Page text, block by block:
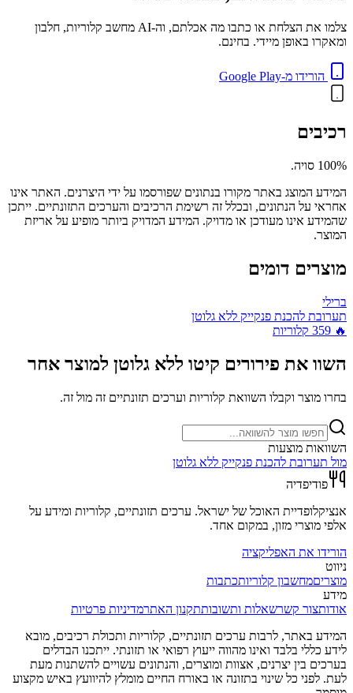
צלמו את הצלחת או כתבו מה אכלתם, וה-AI מחשב קלוריות, חלבון
ומאקרו באופן מיידי. בחינם.
הורידו מ-Google Play
רכיבים
100% סויה.
המידע המוצג באתר מקורו בנתונים שפורסמו על ידי היצרנים. האתר אינו
אחראי על הנתונים, ובכלל זה רשימת הרכיבים והערכים התזונתיים. ייתכן
שהמידע אינו מעודכן או מדויק. המידע המדויק ביותר מופיע על אריזת
המוצר.
מוצרים דומים
ברילי
תערובת להכנת פנקייק ללא גלוטן
🔥
359 קלוריות
השוו את פירורים קיטו ללא גלוטן למוצר אחר
בחרו מוצר וקבלו השוואת קלוריות וערכים תזונתיים זה מול זה.
השוואות מוצעות
מול תערובת להכנת פנקייק ללא גלוטן
פודיפדיה
אנציקלופדיית האוכל של ישראל. ערכים תזונתיים, קלוריות ומידע על
אלפי מוצרי מזון, במקום אחד.
הורידו את האפליקציה
ניווט
מוצריםמחשבון קלוריותכתבות
מידע
אודותצור קשרשאלות ותשובותתקנון האתרמדיניות פרטיות
המידע באתר, לרבות ערכים תזונתיים, קלוריות ותכולת רכיבים, מובא
לידע כללי בלבד ואינו מהווה ייעוץ רפואי או תזונתי. ייתכנו הבדלים
בערכים בין יצרנים, אצוות ומוצרים, והנתונים עשויים להשתנות מעת
לעת. לפני כל שינוי בתזונה או באורח החיים מומלץ להיוועץ באיש מקצוע